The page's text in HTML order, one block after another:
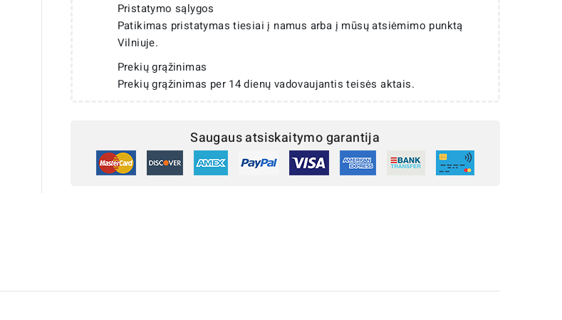
Pristatymo sąlygos
Patikimas pristatymas tiesiai į namus arba į mūsų atsiėmimo punktą
Vilniuje.
Prekių grąžinimas
Prekių grąžinimas per 14 dienų vadovaujantis teisės aktais.
Saugaus atsiskaitymo garantija